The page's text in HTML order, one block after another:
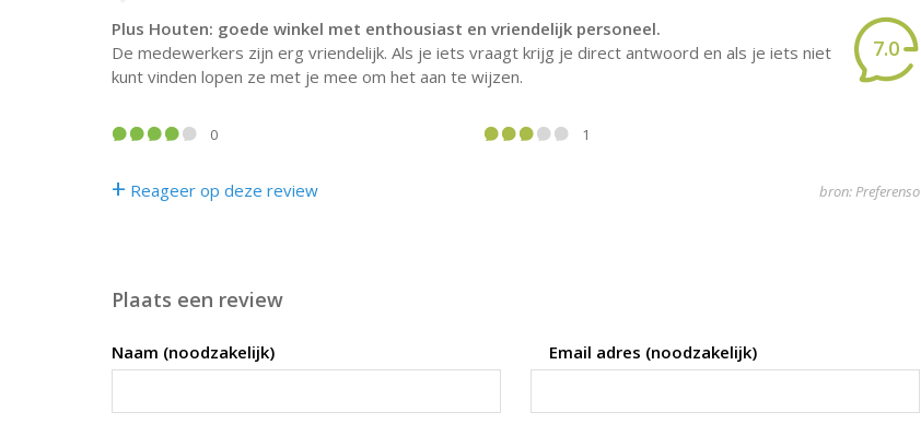
Plus Houten: goede winkel met enthousiast en vriendelijk personeel.
De medewerkers zijn erg vriendelijk. Als je iets vraagt krijg je direct antwoord en als je iets niet
kunt vinden lopen ze met je mee om het aan te wijzen.
7.0
0 1
+ Reageer op deze review bron: Preferenso
Plaats een review
Naam (noodzakelijk) Email adres (noodzakelijk)